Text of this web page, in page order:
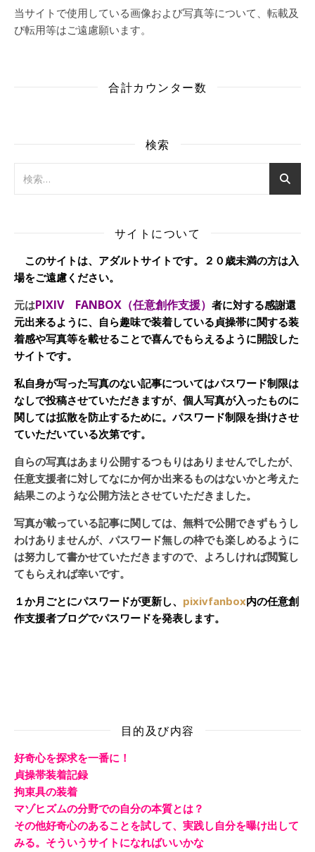
当サイトで使用している画像および写真等について、転載及
び転用等はご遠慮願います。
合計カウンター数
検索
サイトについて
このサイトは、アダルトサイトです。２０歳未満の方は入
場をご遠慮ください。
元はPIXIV FANBOX（任意創作支援） 者に対する感謝還
元出来るように、自ら趣味で装着している貞操帯に関する装
着感や写真等を載せることで喜んでもらえるように開設した
サイトです。
私自身が写った写真のない記事についてはパスワード制限は
なしで投稿させていただきますが、個人写真が入ったものに
関しては拡散を防止するために。パスワード制限を掛けさせ
ていただいている次第です。
自らの写真はあまり公開するつもりはありませんでしたが、
任意支援者に対してなにか何か出来るものはないかと考えた
結果このような公開方法とさせていただきました。
写真が載っている記事に関しては、無料で公開できずもうし
わけありませんが、パスワード無しの枠でも楽しめるように
は努力して書かせていただきますので、よろしければ閲覧し
てもらえれば幸いです。
１か月ごとにパスワードが更新し、 pixivfanbox内の任意創
作支援者ブログでパスワードを発表します。
目的及び内容
好奇心を探求を一番に！
貞操帯装着記録
拘束具の装着
マゾヒズムの分野での自分の本質とは？
その他好奇心のあることを試して、実践し自分を曝け出して
みる。そういうサイトになればいいかな